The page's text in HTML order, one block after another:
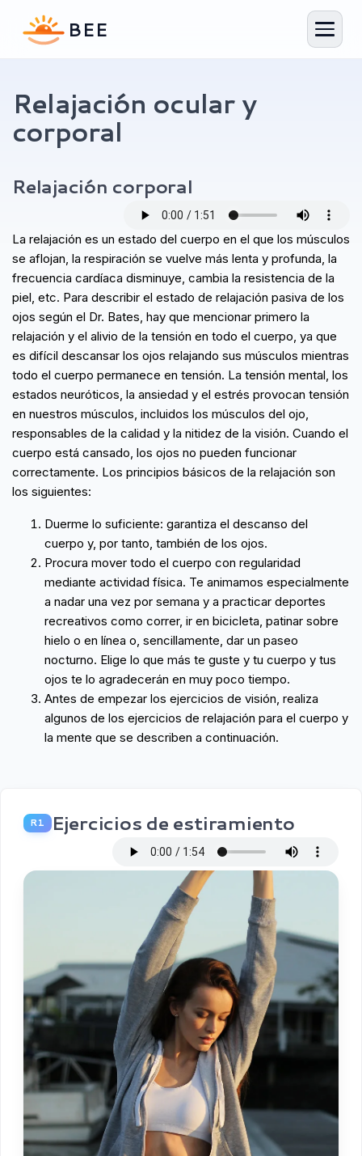
Generador de plan de ejercicios
Tu plan personalizado en 1 minuto
Relajación ocular y
corporal
Relajación corporal
La relajación es un estado del cuerpo en el que los músculos
se aflojan, la respiración se vuelve más lenta y profunda, la
frecuencia cardíaca disminuye, cambia la resistencia de la
piel, etc. Para describir el estado de relajación pasiva de los
ojos según el Dr. Bates, hay que mencionar primero la
relajación y el alivio de la tensión en todo el cuerpo, ya que
es difícil descansar los ojos relajando sus músculos mientras
todo el cuerpo permanece en tensión. La tensión mental, los
estados neuróticos, la ansiedad y el estrés provocan tensión
en nuestros músculos, incluidos los músculos del ojo,
responsables de la calidad y la nitidez de la visión. Cuando el
cuerpo está cansado, los ojos no pueden funcionar
correctamente. Los principios básicos de la relajación son
los siguientes:
Duerme lo suficiente: garantiza el descanso del
cuerpo y, por tanto, también de los ojos.
Procura mover todo el cuerpo con regularidad
mediante actividad física. Te animamos especialmente
a nadar una vez por semana y a practicar deportes
recreativos como correr, ir en bicicleta, patinar sobre
hielo o en línea o, sencillamente, dar un paseo
nocturno. Elige lo que más te guste y tu cuerpo y tus
ojos te lo agradecerán en muy poco tiempo.
Antes de empezar los ejercicios de visión, realiza
algunos de los ejercicios de relajación para el cuerpo y
la mente que se describen a continuación.
R1 Ejercicios de estiramiento